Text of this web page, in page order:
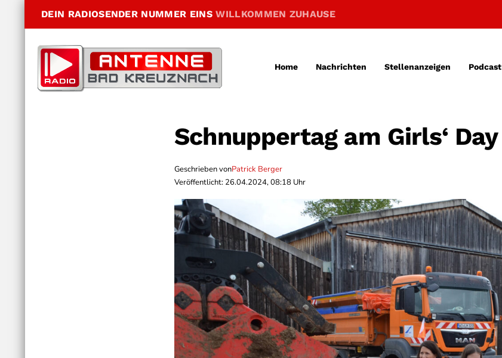
DEIN RADIOSENDER NUMMER EINSWILLKOMMEN ZUHAUSE
Home Nachrichten Stellenanzeigen Podcast
Schnuppertag am Girls‘ Day
Geschrieben vonPatrick Berger
Veröffentlicht: 26.04.2024, 08:18 Uhr